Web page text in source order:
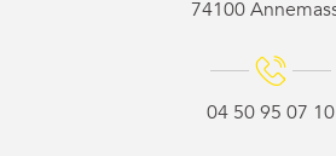
74100
04 50 95 07 10